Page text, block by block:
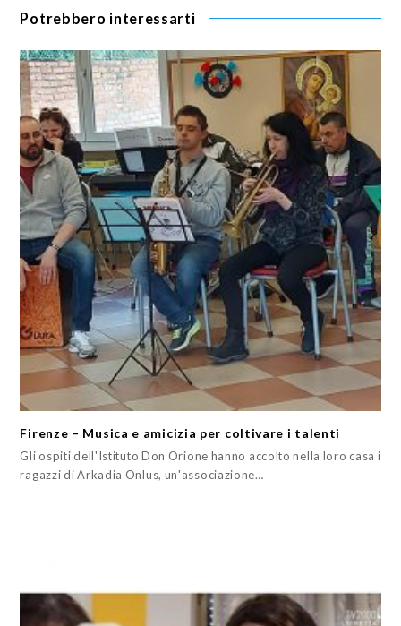
Potrebbero interessarti
Firenze – Musica e amicizia per coltivare i talenti
Gli ospiti dell'Istituto Don Orione hanno accolto nella loro casa i
ragazzi di Arkadia Onlus, un'associazione…